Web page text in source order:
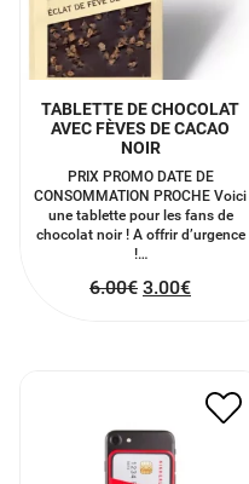
TABLETTE DE CHOCOLAT
AVEC FÈVES DE CACAO
NOIR
PRIX PROMO DATE DE
CONSOMMATION PROCHE Voici
une tablette pour les fans de
chocolat noir ! A offrir d’urgence
!…
6.00€ 3.00€